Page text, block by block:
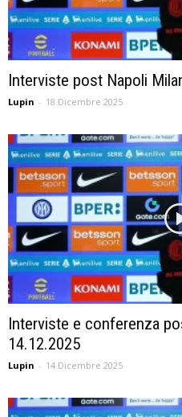
Interviste post Napoli
Lupin - 18 Dicembre 2025
Interviste e conferenza
14.12.2025
Lupin - 14 Dicembre 2025